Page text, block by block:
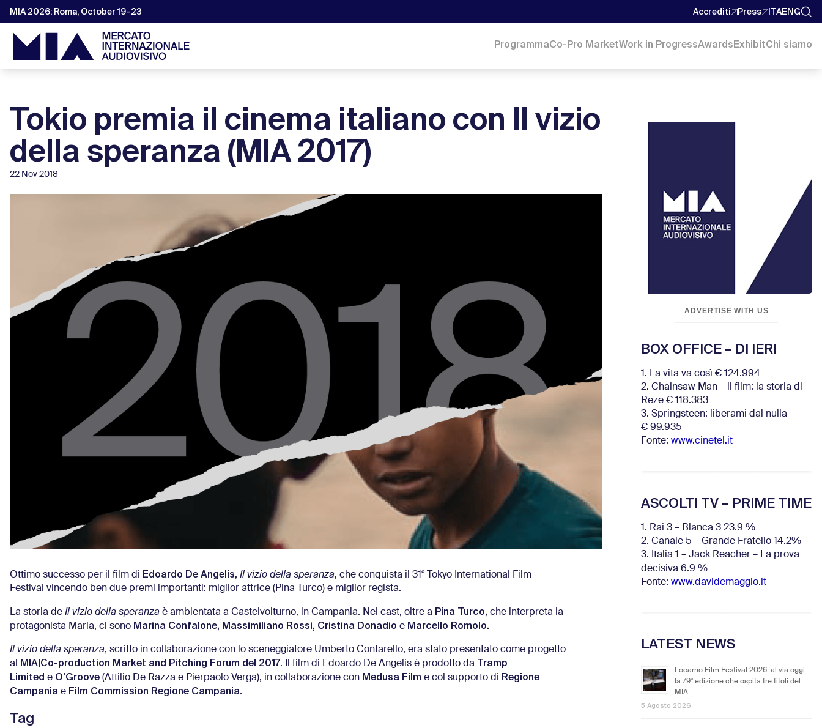
MIA 2026: Roma, October 19–23 Accrediti Press ITAENG
ProgrammaCo-Pro MarketWork in ProgressAwardsExhibitChi siamo
Tokio premia il cinema italiano con Il vizio
della speranza (MIA 2017)
22 Nov 2018
Ottimo successo per il film di Edoardo De Angelis, Il vizio della speranza, che conquista il 31° Tokyo International Film
Festival vincendo ben due premi importanti: miglior attrice (Pina Turco) e miglior regista.
La storia de Il vizio della speranza è ambientata a Castelvolturno, in Campania. Nel cast, oltre a Pina Turco, che interpreta la
protagonista Maria, ci sono Marina Confalone, Massimiliano Rossi, Cristina Donadio e Marcello Romolo.
Il vizio della speranza, scritto in collaborazione con lo sceneggiatore Umberto Contarello, era stato presentato come progetto
al MIA|Co-production Market and Pitching Forum del 2017. Il film di Edoardo De Angelis è prodotto da Tramp
Limited e O’Groove (Attilio De Razza e Pierpaolo Verga), in collaborazione con Medusa Film e col supporto di Regione
Campania e Film Commission Regione Campania.
Tag
ADVERTISE WITH US
BOX OFFICE – DI IERI
1. La vita va così € 124.994
2. Chainsaw Man – il film: la storia di
Reze € 118.383
3. Springsteen: liberami dal nulla
€ 99.935
Fonte: www.cinetel.it
ASCOLTI TV – PRIME TIME
1. Rai 3 – Blanca 3 23.9 %
2. Canale 5 – Grande Fratello 14.2%
3. Italia 1 – Jack Reacher – La prova
decisiva 6.9 %
Fonte: www.davidemaggio.it
LATEST NEWS
Locarno Film Festival 2026: al via oggi
la 79ª edizione che ospita tre titoli del
MIA
5 Agosto 2026